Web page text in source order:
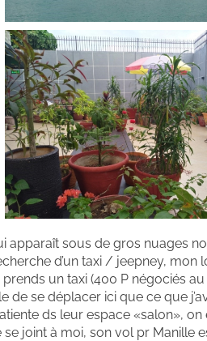
apparaît sous de gros nuages
d’un taxi / jeepney,
un taxi (400 P négociés
de se déplacer ici que ce que
ds leur espace «salon»,
joint à moi, son vol pr